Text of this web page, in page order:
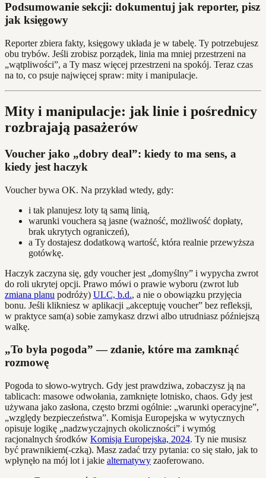
Podsumowanie sekcji: dokumentuj jak reporter, pisz
jak księgowy
Reporter zbiera fakty, księgowy układa je w tabelę. Ty potrzebujesz
obu trybów. Jeśli zrobisz porządek, linia ma mniej przestrzeni na
„wątpliwości”, a Ty masz więcej przestrzeni na spokój. Teraz czas
na to, co psuje najwięcej spraw: mity i manipulacje.
Mity i manipulacje: jak linie i pośrednicy
rozbrajają pasażerów
Voucher jako „dobry deal”: kiedy to ma sens, a
kiedy jest haczyk
Voucher bywa OK. Na przykład wtedy, gdy:
i tak planujesz loty tą samą linią,
warunki vouchera są jasne (ważność, możliwość dopłaty,
brak ukrytych ograniczeń),
a Ty dostajesz dodatkową wartość, która realnie przewyższa
gotówkę.
Haczyk zaczyna się, gdy voucher jest „domyślny” i wypycha zwrot
do roli ukrytej opcji. Prawo mówi o prawie wyboru (zwrot lub
zmiana planu podróży) ULC, b.d., a nie o obowiązku przyjęcia
bonu. Jeśli klikniesz w aplikacji „akceptuję voucher” bez refleksji,
w praktyce sam(a) sobie zamykasz drzwi albo utrudniasz późniejszą
walkę.
„To była pogoda” — zdanie, które ma zamknąć
rozmowę
Pogoda to słowo-wytrych. Gdy jest prawdziwa, zobaczysz ją na
tablicach: masowe odwołania, zamknięte lotnisko, chaos. Gdy jest
używana jako zasłona, często brzmi ogólnie: „warunki operacyjne”,
„względy bezpieczeństwa”. Komisja Europejska w wytycznych
opisuje logikę „nadzwyczajnych okoliczności” i wymóg
racjonalnych środków Komisja Europejska, 2024. Ty nie musisz
być prawnikiem(-czką). Masz zadać trzy pytania: co się stało, jak to
wpłynęło na mój lot i jakie alternatywy zaoferowano.